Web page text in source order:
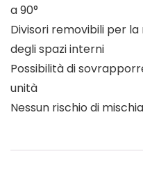
a 90°
Divisori removibili per
degli spazi interni
Possibilità di
unità
Nessun rischio di